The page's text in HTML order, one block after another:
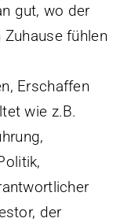
gut, wo der
fühlen
Erschaffen
wie z.B.
der